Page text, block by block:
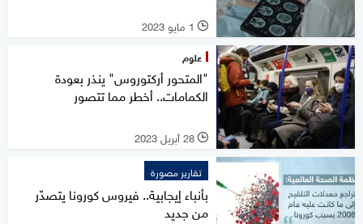
l 1 مايو 2023
علوم
"المتحور أركتوروس" ينذر بعودة
الكمامات.. أخطر مما تتصور
l 28 أبريل 2023
تقارير مصورة
بأنباء إيجابية.. فيروس كورونا يتصدّر
من جديد